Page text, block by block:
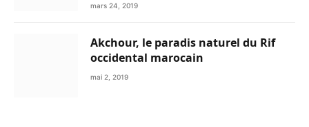
mars 24, 2019
Akchour, le paradis naturel du Rif
occidental marocain
mai 2, 2019